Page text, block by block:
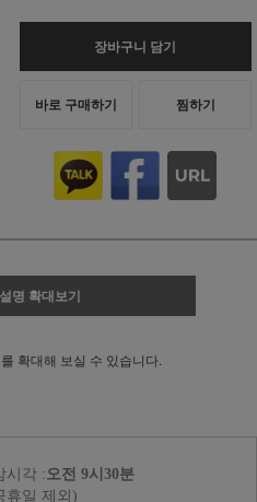
장바구니 담기
바로 구매하기 찜하기
명 확대보기
확대해 보실 수 있습니다.
시각 :오전 9시30분
휴일 제외)